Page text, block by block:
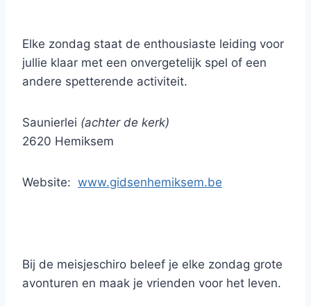
Elke zondag staat de enthousiaste leiding voor
jullie klaar met een onvergetelijk spel of een
andere spetterende activiteit.
Saunierlei (achter de kerk)
2620 Hemiksem
Website: www.gidsenhemiksem.be
Bij de meisjeschiro beleef je elke zondag grote
avonturen en maak je vrienden voor het leven.